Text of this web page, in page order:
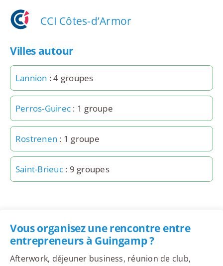
CCI Côtes-d’Armor
Villes autour
Lannion : 4 groupes
Perros-Guirec : 1 groupe
Rostrenen : 1 groupe
Saint-Brieuc: 9 groupes
Vous organisez une rencontre entre
entrepreneurs à Guingamp ?
Afterwork, déjeuner business, réunion de club,